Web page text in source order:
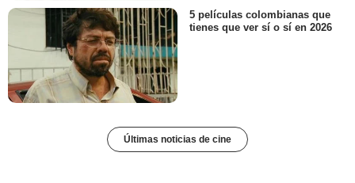
5 películas colombianas que
tienes que ver sí o sí en 2026
Últimas noticias de cine